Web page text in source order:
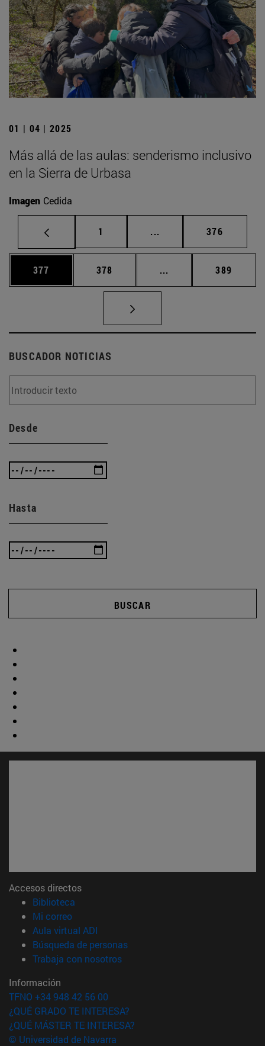
01 | 04 | 2025
Más allá de las aulas: senderismo inclusivo
en la Sierra de Urbasa
Imagen Cedida
Página
1 ... Páginas intermedias
Página
376
Página
377 Página
378 ... Páginas intermedias
Página
389
BUSCADOR NOTICIAS
Desde
Hasta
BUSCAR
Accesos directos
Biblioteca
Mi correo(abre en nueva ventana)
Aula virtual ADI
Búsqueda de personas(abre en nueva ventana)
Trabaja con nosotros(abre en nueva ventana)
Información
TFNO +34 948 42 56 00
¿QUÉ GRADO TE INTERESA?
¿QUÉ MÁSTER TE INTERESA?
© Universidad de Navarra